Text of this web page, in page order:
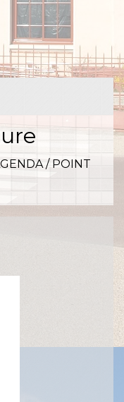
/ POINT